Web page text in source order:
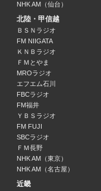
ホークスイニング0
あらた（むなかったん）
17:00 ～ 17:48
ＲＫＢエキサイトホークス
カード：ソフトバンク×
17:48 ～ 21:00
カリメン
21:00 ～ 22:50
プチメン
中井優里
NHK AM（仙台）
北陸・甲信越
ＢＳＮラジオ
FM NIIGATA
ＫＮＢラジオ
ＦＭとやま
MROラジオ
エフエム石川
FBCラジオ
FM福井
ＹＢＳラジオ
FM FUJI
SBCラジオ
ＦＭ長野
NHK AM（東京）
NHK AM（名古屋）
近畿